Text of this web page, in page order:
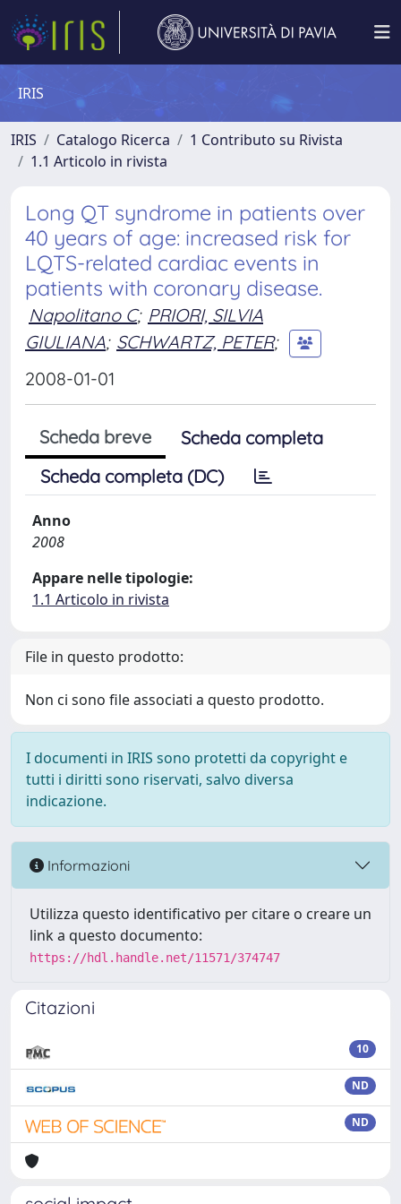
IRIS
IRIS Catalogo Ricerca
1 Contributo su Rivista
1.1 Articolo in rivista
Long QT syndrome in patients over
40 years of age: increased risk for
LQTS-related cardiac events in
patients with coronary disease.
Napolitano C; PRIORI, SILVIA
GIULIANA; SCHWARTZ, PETER;
2008-01-01
Scheda breve
Scheda completa
Scheda completa (DC)
Anno
2008
Appare nelle tipologie:
1.1 Articolo in rivista
File in questo prodotto:
Non ci sono file associati a questo prodotto.
I documenti in IRIS sono protetti da copyright e
tutti i diritti sono riservati, salvo diversa
indicazione.
Informazioni
Utilizza questo identificativo per citare o creare un
link a questo documento:
https://hdl.handle.net/11571/374747
Citazioni
10
ND
ND